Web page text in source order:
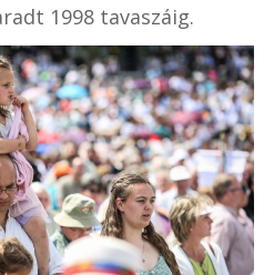
1998 tavaszáig.